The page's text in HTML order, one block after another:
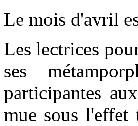
Le mois d'avril
Les lectrices
ses
participantes
mue sous l'effet